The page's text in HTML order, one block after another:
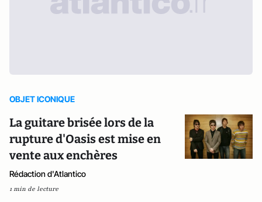
OBJET ICONIQUE
La guitare brisée lors de la
rupture d'Oasis est mise en
vente aux enchères
Rédaction d'Atlantico
1 min de lecture